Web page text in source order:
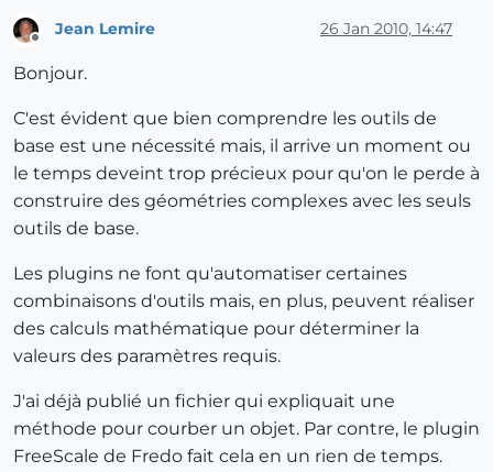
Jean Lemire 26 Jan 2010, 14:47
Bonjour.
C'est évident que bien comprendre les outils de
base est une nécessité mais, il arrive un moment ou
le temps deveint trop précieux pour qu'on le perde à
construire des géométries complexes avec les seuls
outils de base.
Les plugins ne font qu'automatiser certaines
combinaisons d'outils mais, en plus, peuvent réaliser
des calculs mathématique pour déterminer la
valeurs des paramètres requis.
J'ai déjà publié un fichier qui expliquait une
méthode pour courber un objet. Par contre, le plugin
FreeScale de Fredo fait cela en un rien de temps.